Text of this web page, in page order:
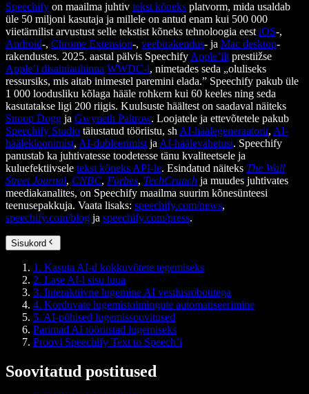
Speechify on maailma juhtiv tekst kõneks platvorm, mida usaldab
üle 50 miljoni kasutaja ja millele on antud enam kui 500 000
viietärnilist arvustust selle tekstist kõneks tehnoloogia eest iOS-,
Android-, Chrome Extension-, veebirakendus- ja Mac desktop-
rakendustes. 2025. aastal pälvis Speechify Apple’ilt prestiižse
Apple’i disainiauhinna WWDC-l, nimetades seda „oluliseks
ressursiks, mis aitab inimestel paremini elada.” Speechify pakub üle
1 000 loodusliku kõlaga hääle rohkem kui 60 keeles ning seda
kasutatakse ligi 200 riigis. Kuulsuste häältest on saadaval näiteks
Snoop Dogg ja Gwyneth Paltrow. Loojatele ja ettevõtetele pakub
Speechify Studio täiustatud tööriistu, sh AI-häälegeneraatorit, AI-
häälekloonimist, AI-dubleerimist ja AI-häälevahetust. Speechify
panustab ka juhtivatesse toodetesse tänu kvaliteetsele ja
kuluefektiivsele tekst kõneks API-le. Esindatud näiteks The Wall
Street Journal, CNBC, Forbes, TechCrunch ja muudes juhtivates
meediakanalites, on Speechify maailma suurim kõnesünteesi
teenusepakkuja. Vaata lisaks: speechify.com/news,
speechify.com/blog ja speechify.com/press.
Sisukord
1. Kasuta AI-d kokkuvõtete tegemiseks
2. Lase AI-l sisu luua
3. Interaktiivne lugemine AI vestlusrobotitega
4. Korduvate lugemistoimingute automatiseerimine
5. AI-põhised lugemissoovitused
Parimad AI tööriistad lugemiseks
Proovi Speechify Text to Speech’i
Soovitatud postitused